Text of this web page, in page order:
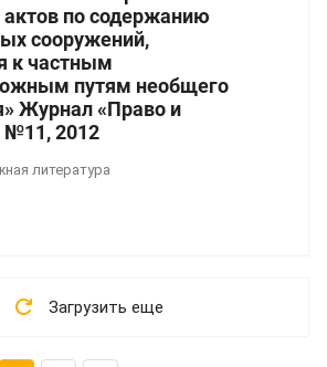
актов по содержанию
сооружений,
к частным
путям необщего
Журнал «Право и
№11, 2012
литература
Загрузить еще